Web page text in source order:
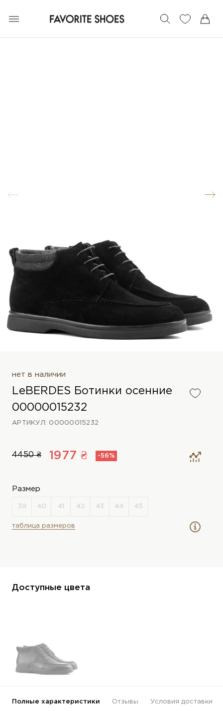
нет в наличии
LeBERDES Ботинки осенние
00000015232
АРТИКУЛ: 00000015232
4450 ₴ 1977 ₴ -56%
Размер
таблица размеров
Доступные цвета
Полные характеристики Отзывы Условия доставки